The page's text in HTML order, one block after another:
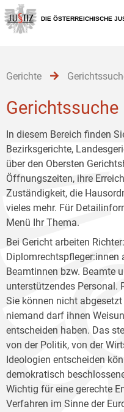
Zur
Hauptnavigation
[1]
Zum
Inhalt
[2]
Zum
Untermenü
[3]
DIE ÖSTERREICHISCHE
Gerichte
Gerichtssuche
In diesem Bereich finden
Bezirksgerichte,
über den Obersten
Öffnungszeiten, ihre
Zuständigkeit, die
vieles mehr. Für
Menü Ihr Thema.
Bei Gericht arbeiten
Diplomrechtspfleger:innen
Beamtinnen bzw. Beamte
unterstützendes Personal.
Sie können nicht
niemand darf ihnen
entscheiden haben. Das
von der Politik, von der
Ideologien entscheiden
demokratisch
Wichtig für eine gerechte
Verfahren im Sinne der